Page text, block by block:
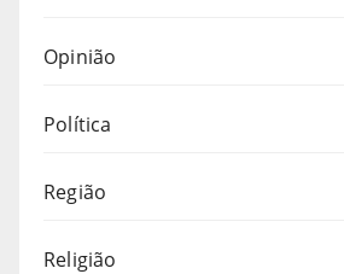
Opinião
Política
Região
Religião